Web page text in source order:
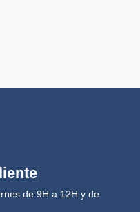
de 9H a 12H y de